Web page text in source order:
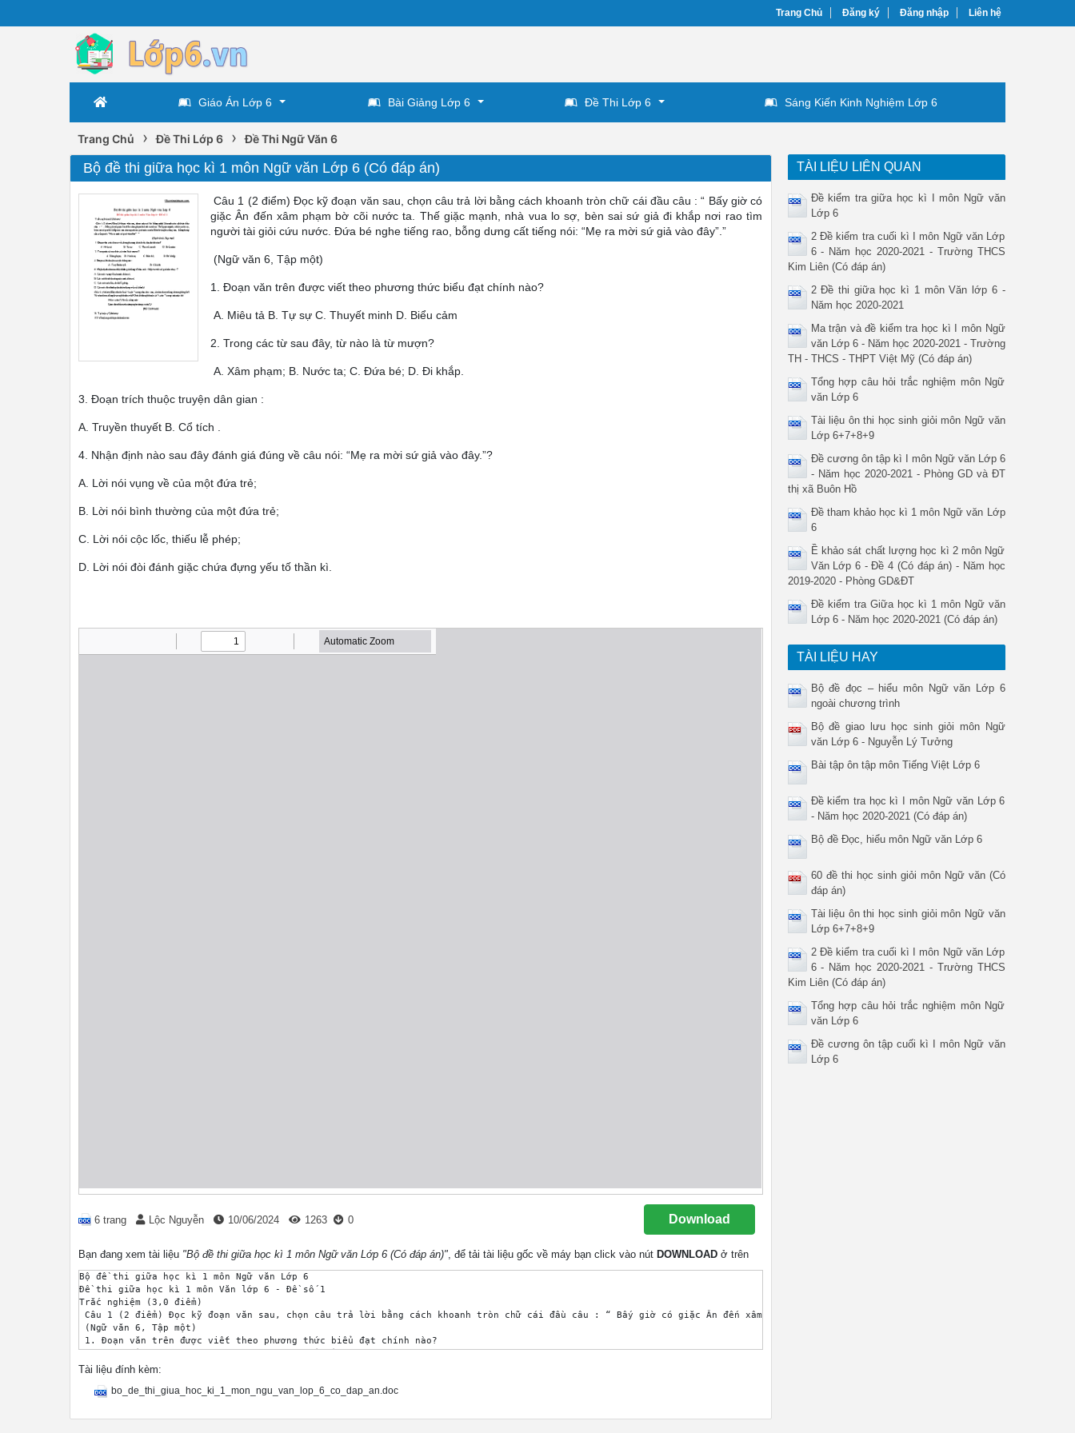
Trang Chủ Đăng ký Đăng nhập Liên hệ
Giáo Án Lớp 6 Bài Giảng Lớp 6 Đề Thi Lớp 6 Sáng Kiến Kinh Nghiệm Lớp 6
Trang Chủ › Đề Thi Lớp 6 › Đề Thi Ngữ Văn 6
Bộ đề thi giữa học kì 1 môn Ngữ văn Lớp 6 (Có đáp án)
Câu 1 (2 điểm) Đọc kỹ đoạn văn sau, chọn câu trả lời bằng cách khoanh tròn chữ cái đầu câu : “ Bấy giờ có
giặc Ân đến xâm phạm bờ cõi nước ta. Thế giặc mạnh, nhà vua lo sợ, bèn sai sứ giả đi khắp nơi rao tìm
người tài giỏi cứu nước. Đứa bé nghe tiếng rao, bỗng dưng cất tiếng nói: “Mẹ ra mời sứ giả vào đây”.”
(Ngữ văn 6, Tập một)
1. Đoạn văn trên được viết theo phương thức biểu đạt chính nào?
A. Miêu tả B. Tự sự C. Thuyết minh D. Biểu cảm
2. Trong các từ sau đây, từ nào là từ mượn?
A. Xâm phạm; B. Nước ta; C. Đứa bé; D. Đi khắp.
3. Đoạn trích thuộc truyện dân gian :
A. Truyền thuyết B. Cổ tích .
4. Nhận định nào sau đây đánh giá đúng về câu nói: “Mẹ ra mời sứ giả vào đây.”?
A. Lời nói vụng về của một đứa trẻ;
B. Lời nói bình thường của một đứa trẻ;
C. Lời nói cộc lốc, thiếu lễ phép;
D. Lời nói đòi đánh giặc chứa đựng yếu tố thần kì.
6 trang Lộc Nguyễn 10/06/2024 1263 0 Download
Bạn đang xem tài liệu "Bộ đề thi giữa học kì 1 môn Ngữ văn Lớp 6 (Có đáp án)", để tải tài liệu gốc về máy bạn click vào nút DOWNLOAD ở trên
Bộ đề thi giữa học kì 1 môn Ngữ văn Lớp 6
Đề thi giữa học kì 1 môn Văn lớp 6 - Đề số 1
Trắc nghiệm (3,0 điểm)
Câu 1 (2 điểm) Đọc kỹ đoạn văn sau, chọn câu trả lời bằng cách khoanh tròn chữ cái đầu câu : “ Bấy giờ có giặc Ân đến xâm phạm bờ cõi nước ta. Thế giặc mạnh, nhà vua lo
(Ngữ văn 6, Tập một)
1. Đoạn văn trên được viết theo phương thức biểu đạt chính nào?
A. Miêu tả B. Tự sự C. Thuyết minh D. Biểu cảm
2. Trong các từ sau đây, từ nào là từ mượn?
3. Đoạn trích thuộc truyện dân gian :
4. Nhận định nào sau đây đánh giá đúng về câu nói: “Mẹ ra mời sứ giả vào đây.”?
Tài liệu đính kèm:
bo_de_thi_giua_hoc_ki_1_mon_ngu_van_lop_6_co_dap_an.doc
TÀI LIỆU LIÊN QUAN
Đề kiểm tra giữa học kì I môn Ngữ văn
Lớp 6
2 Đề kiểm tra cuối kì I môn Ngữ văn Lớp
6 - Năm học 2020-2021 - Trường THCS
Kim Liên (Có đáp án)
2 Đề thi giữa học kì 1 môn Văn lớp 6 -
Năm học 2020-2021
Ma trận và đề kiểm tra học kì I môn Ngữ
văn Lớp 6 - Năm học 2020-2021 - Trường
TH - THCS - THPT Việt Mỹ (Có đáp án)
Tổng hợp câu hỏi trắc nghiệm môn Ngữ
văn Lớp 6
Tài liệu ôn thi học sinh giỏi môn Ngữ văn
Lớp 6+7+8+9
Đề cương ôn tập kì I môn Ngữ văn Lớp 6
- Năm học 2020-2021 - Phòng GD và ĐT
thị xã Buôn Hồ
Đề tham khảo học kì 1 môn Ngữ văn Lớp
6
Ề khảo sát chất lượng học kì 2 môn Ngữ
Văn Lớp 6 - Đề 4 (Có đáp án) - Năm học
2019-2020 - Phòng GD&ĐT
Đề kiểm tra Giữa học kì 1 môn Ngữ văn
Lớp 6 - Năm học 2020-2021 (Có đáp án)
TÀI LIỆU HAY
Bộ đề đọc – hiểu môn Ngữ văn Lớp 6
ngoài chương trình
Bộ đề giao lưu học sinh giỏi môn Ngữ
văn Lớp 6 - Nguyễn Lý Tưởng
Bài tập ôn tập môn Tiếng Việt Lớp 6
Đề kiểm tra học kì I môn Ngữ văn Lớp 6
- Năm học 2020-2021 (Có đáp án)
Bộ đề Đọc, hiểu môn Ngữ văn Lớp 6
60 đề thi học sinh giỏi môn Ngữ văn (Có
đáp án)
Tài liệu ôn thi học sinh giỏi môn Ngữ văn
Lớp 6+7+8+9
2 Đề kiểm tra cuối kì I môn Ngữ văn Lớp
6 - Năm học 2020-2021 - Trường THCS
Kim Liên (Có đáp án)
Tổng hợp câu hỏi trắc nghiệm môn Ngữ
văn Lớp 6
Đề cương ôn tập cuối kì I môn Ngữ văn
Lớp 6